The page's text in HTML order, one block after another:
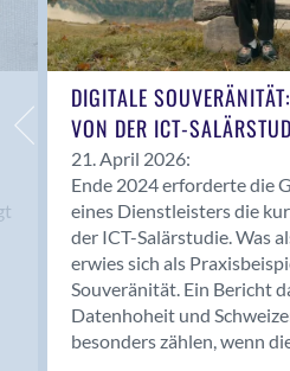
Balsthal
Balzers
Basel
Bassersdorf
Belp
Bendern
Benken (SG)
Bergdietikon
Berlin
Bern
Bern - Liebefeld
DIGITALE
VON DER ICT-
21. April 2026:
Ende 2024 erforderte die
eines Dienstleisters die
der ICT-Salärstudie. Was
erwies sich als
Souveränität. Ein Bericht
Datenhoheit und
besonders zählen, wenn